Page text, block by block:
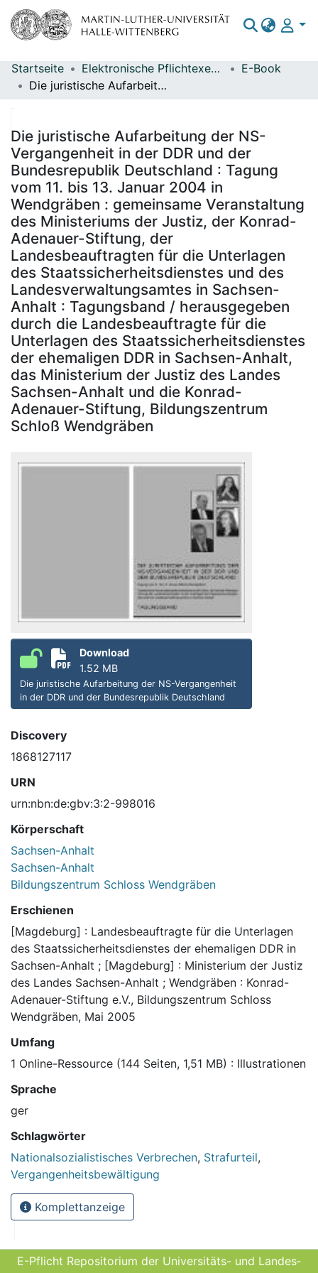
Bereiche & Sammlungen
Statistiken
Startseite Elektronische Pflichtexemplare
E-Book
Die juristische Aufarbeitung der NS-Vergangenheit in der DDR und der Bundesrepublik Deutschland : Tagung vom 11. bis 13. Januar 2004 in Wendgräben : gemeinsame Veranstaltung des Ministeriums der Justiz, der Konrad-Adenauer-Stiftung, der Landesbeauftragten für die Unterlagen des Staatssicherheitsdienstes und des Landesverwaltungsamtes in Sachsen-Anhalt : Tagungsband / herausgegeben durch die Landesbeauftragte für die Unterlagen des Staatssicherheitsdienstes der ehemaligen DDR in Sachsen-Anhalt, das Ministerium der Justiz des Landes Sachsen-Anhalt und die Konrad-Adenauer-Stiftung, Bildungszentrum Schloß Wendgräben
Die juristische Aufarbeitung der NS-
Vergangenheit in der DDR und der
Bundesrepublik Deutschland : Tagung
vom 11. bis 13. Januar 2004 in
Wendgräben : gemeinsame Veranstaltung
des Ministeriums der Justiz, der Konrad-
Adenauer-Stiftung, der
Landesbeauftragten für die Unterlagen
des Staatssicherheitsdienstes und des
Landesverwaltungsamtes in Sachsen-
Anhalt : Tagungsband / herausgegeben
durch die Landesbeauftragte für die
Unterlagen des Staatssicherheitsdienstes
der ehemaligen DDR in Sachsen-Anhalt,
das Ministerium der Justiz des Landes
Sachsen-Anhalt und die Konrad-
Adenauer-Stiftung, Bildungszentrum
Schloß Wendgräben
Download
1.52 MB
Die juristische Aufarbeitung der NS-Vergangenheit
in der DDR und der Bundesrepublik Deutschland
Discovery
1868127117
URN
urn:nbn:de:gbv:3:2-998016
Körperschaft
Sachsen-Anhalt
Sachsen-Anhalt
Bildungszentrum Schloss Wendgräben
Erschienen
[Magdeburg] : Landesbeauftragte für die Unterlagen
des Staatssicherheitsdienstes der ehemaligen DDR in
Sachsen-Anhalt ; [Magdeburg] : Ministerium der Justiz
des Landes Sachsen-Anhalt ; Wendgräben : Konrad-
Adenauer-Stiftung e.V., Bildungszentrum Schloss
Wendgräben, Mai 2005
Umfang
1 Online-Ressource (144 Seiten, 1,51 MB) : Illustrationen
Sprache
ger
Schlagwörter
Nationalsozialistisches Verbrechen, Strafurteil,
Vergangenheitsbewältigung
Komplettanzeige
E-Pflicht Repositorium der Universitäts- und Landes­